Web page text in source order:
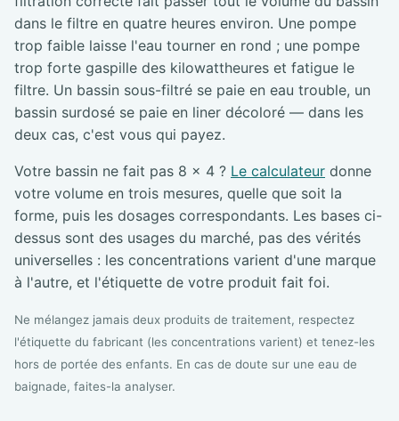
dans le filtre en quatre heures environ. Une pompe
trop faible laisse l'eau tourner en rond ; une pompe
trop forte gaspille des kilowattheures et fatigue le
filtre. Un bassin sous-filtré se paie en eau trouble, un
bassin surdosé se paie en liner décoloré — dans les
deux cas, c'est vous qui payez.
Votre bassin ne fait pas 8 × 4 ? Le calculateur donne
votre volume en trois mesures, quelle que soit la
forme, puis les dosages correspondants. Les bases ci-
dessus sont des usages du marché, pas des vérités
universelles : les concentrations varient d'une marque
à l'autre, et l'étiquette de votre produit fait foi.
Ne mélangez jamais deux produits de traitement, respectez
l'étiquette du fabricant (les concentrations varient) et tenez-les
hors de portée des enfants. En cas de doute sur une eau de
baignade, faites-la analyser.